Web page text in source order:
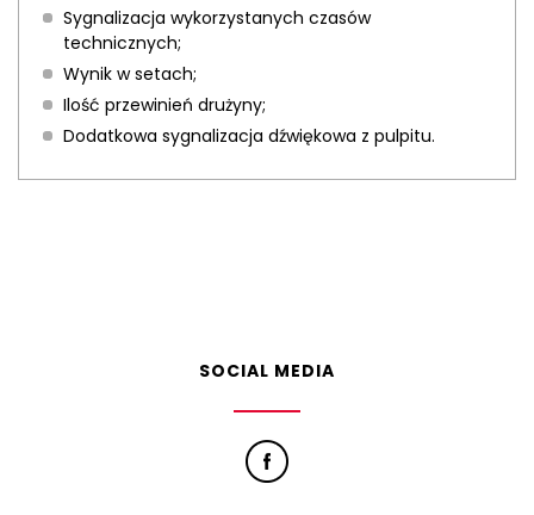
Sygnalizacja wykorzystanych czasów
technicznych;
Wynik w setach;
Ilość przewinień drużyny;
Dodatkowa sygnalizacja dźwiękowa z pulpitu.
SOCIAL MEDIA